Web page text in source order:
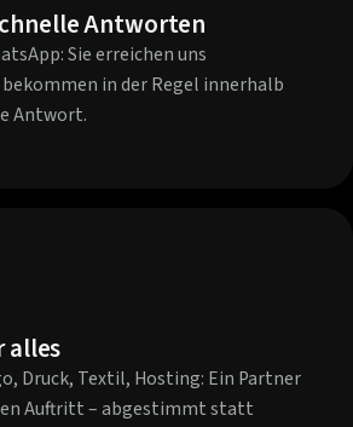
Antworten
Sie erreichen uns
in der Regel innerhalb
Antwort.
alles
Druck, Textil, Hosting: Ein Partner
Auftritt – abgestimmt statt